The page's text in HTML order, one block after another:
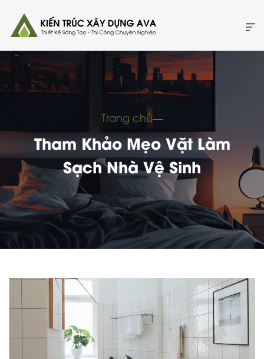
Trang chủ―
Tham Khảo Mẹo Vặt Làm
Sạch Nhà Vệ Sinh